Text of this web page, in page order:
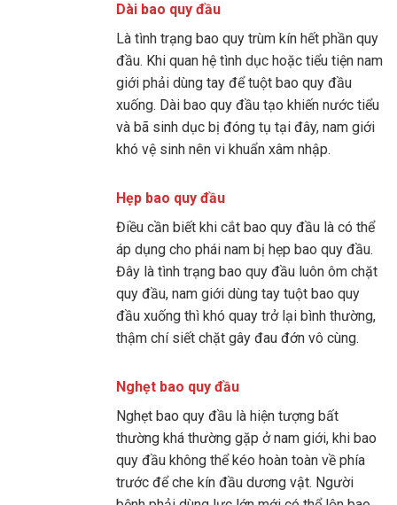
Dài bao quy đầu
Là tình trạng bao quy trùm kín hết phần quy
đầu. Khi quan hệ tình dục hoặc tiểu tiện nam
giới phải dùng tay để tuột bao quy đầu
xuống. Dài bao quy đầu tạo khiến nước tiểu
và bã sinh dục bị đóng tụ tại đây, nam giới
khó vệ sinh nên vi khuẩn xâm nhập.
Hẹp bao quy đầu
Điều cần biết khi cắt bao quy đầu là có thể
áp dụng cho phái nam bị hẹp bao quy đầu.
Đây là tình trạng bao quy đầu luôn ôm chặt
quy đầu, nam giới dùng tay tuột bao quy
đầu xuống thì khó quay trở lại bình thường,
thậm chí siết chặt gây đau đớn vô cùng.
Nghẹt bao quy đầu
Nghẹt bao quy đầu là hiện tượng bất
thường khá thường gặp ở nam giới, khi bao
quy đầu không thể kéo hoàn toàn về phía
trước để che kín đầu dương vật. Người